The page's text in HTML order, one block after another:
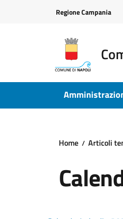
Regione Campania
Home Articoli